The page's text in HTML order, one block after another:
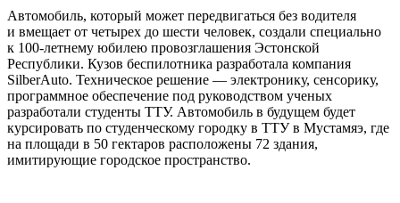
Автомобиль, который может передвигаться без водителя
и вмещает от четырех до шести человек, создали специально
к 100-летнему юбилею провозглашения Эстонской
Республики. Кузов беспилотника разработала компания
SilberAuto. Техническое решение — электронику, сенсорику,
программное обеспечение под руководством ученых
разработали студенты ТТУ. Автомобиль в будущем будет
курсировать по студенческому городку в ТТУ в Мустамяэ, где
на площади в 50 гектаров расположены 72 здания,
имитирующие городское пространство.